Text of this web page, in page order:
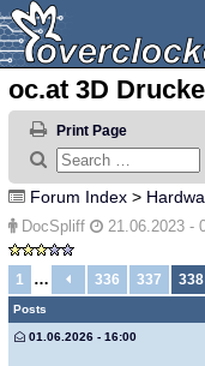
oc.at 3D
Print Page
Forum Index >
DocSpliff 21.06.2023 -
1 … 336 337 338
Posts
01.06.2026 - 16:00